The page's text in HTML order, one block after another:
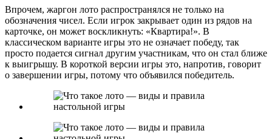
Впрочем, жаргон лото распространялся не только на
обозначения чисел. Если игрок закрывает один из рядов на
карточке, он может воскликнуть: «Квартира!». В
классическом варианте игры это не означает победу, так
просто подается сигнал другим участникам, что он стал ближе
к выигрышу. В короткой версии игры это, напротив, говорит
о завершении игры, потому что объявился победитель.